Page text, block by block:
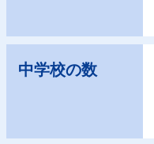
中学校の数